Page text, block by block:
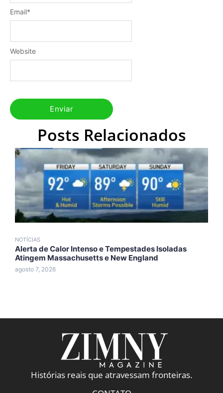
Email*
Website
Posts Relacionados
NOTÍCIAS
Alerta de Calor Intenso e Tempestades Isoladas
Atingem Massachusetts e New England
agosto 7, 2026
Histórias reais que atravessam fronteiras.